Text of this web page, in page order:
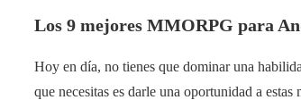
Los 9 mejores MMORPG para
Hoy en día, no tienes que dominar una
que necesitas es darle una oportunidad a